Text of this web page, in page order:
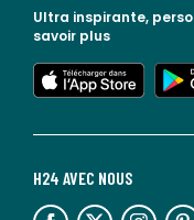
H24 AVEC NOUS
lien vers l'espace réseaux sociaux lien vers l'espace réseaux sociaux lien vers l'espace réseaux sociaux lien vers l'espace
Ultra inspirante,
savoir plus
lien vers l'app store
lien vers google play